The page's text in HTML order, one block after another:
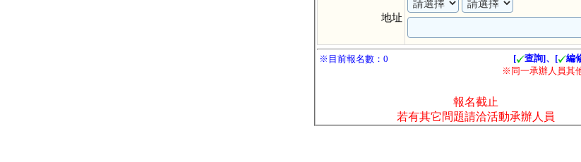
地址
※目前報名數：0 [ 查詢]、[ 編
※同一承辦人員其
報名截止
若有其它問題請洽活動承辦人員